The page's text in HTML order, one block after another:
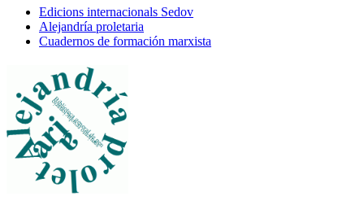
Edicions internacionals Sedov
Alejandría proletaria
Cuadernos de formación marxista